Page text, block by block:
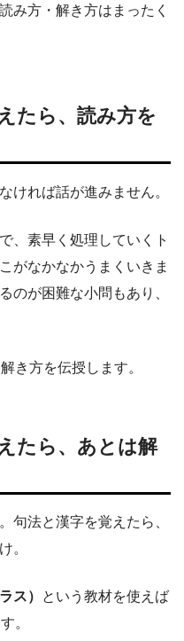
み方・解き方はまったく
たら、読み方を
ければ話が進みません。
、素早く処理していくト
がなかなかうまくいきま
のが困難な小問もあり、
き方を伝授します。
たら、あとは解
句法と漢字を覚えたら、
。
ス）
という教材を使えば
。